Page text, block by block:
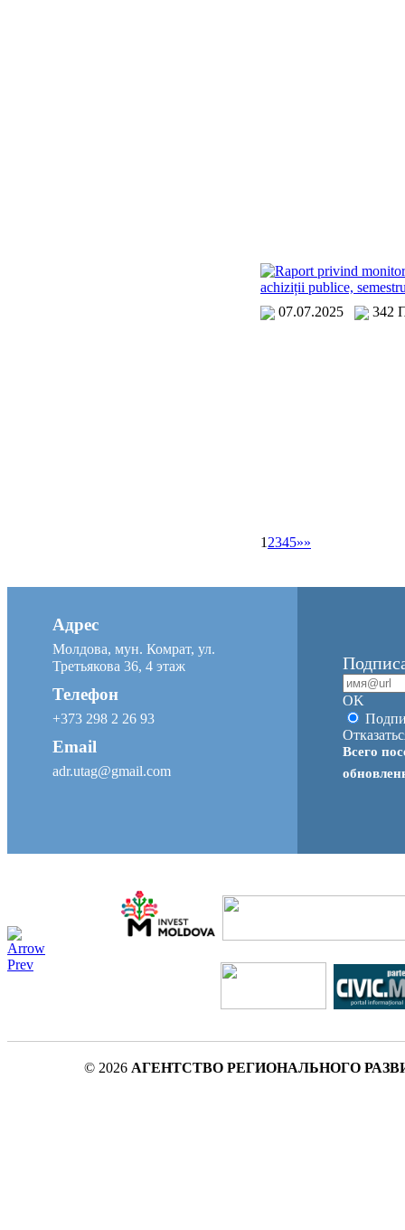
Raport privind
achiziții publice,
07.07.2025
342
1 2345»»
Адрес
Молдова, мун. Комрат, ул.
Третьякова 36, 4 этаж
Телефон
+373 298 2 26 93
Email
adr.utag@gmail.com
OK
Всего
© 2026 АГЕНТСТВО РЕГИОНАЛЬНОГО